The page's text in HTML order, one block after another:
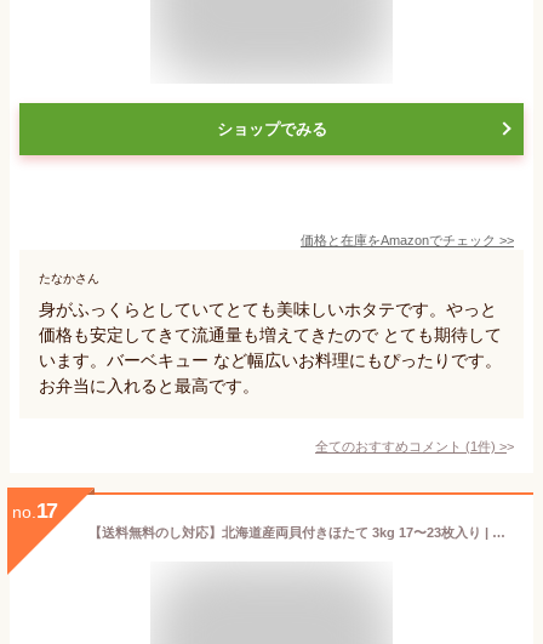
ショップでみる
価格と在庫をAmazonでチェック >>
たなかさん
身がふっくらとしていてとても美味しいホタテです。やっと
価格も安定してきて流通量も増えてきたので とても期待して
います。バーベキュー など幅広いお料理にもぴったりです。
お弁当に入れると最高です。
全てのおすすめコメント (1件) >
no. 17
【送料無料のし対応】北海道産両貝付きほたて 3kg 17〜23枚入り | ホタテ 貝付きホタテ 殻付きホタテ 国産 冷凍 帆立 殻付き 贈答 ギフト お取り寄せ 食品 魚介 海鮮 グルメ BBQ キャンプ 新鮮 解凍 大容量 お刺身 業務用 お徳用 北海道産 バター焼き 海産物 熨斗